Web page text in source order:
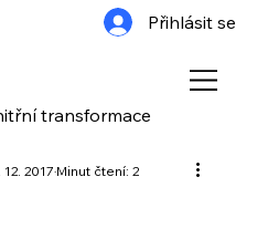
transformace
Přihlásit se
12. 2017Minut čtení: 2